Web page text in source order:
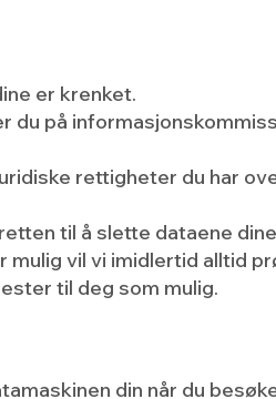
er krenket.
du på
rettigheter du har
til å slette dataene
vil vi imidlertid alltid
til deg som mulig.
din når du